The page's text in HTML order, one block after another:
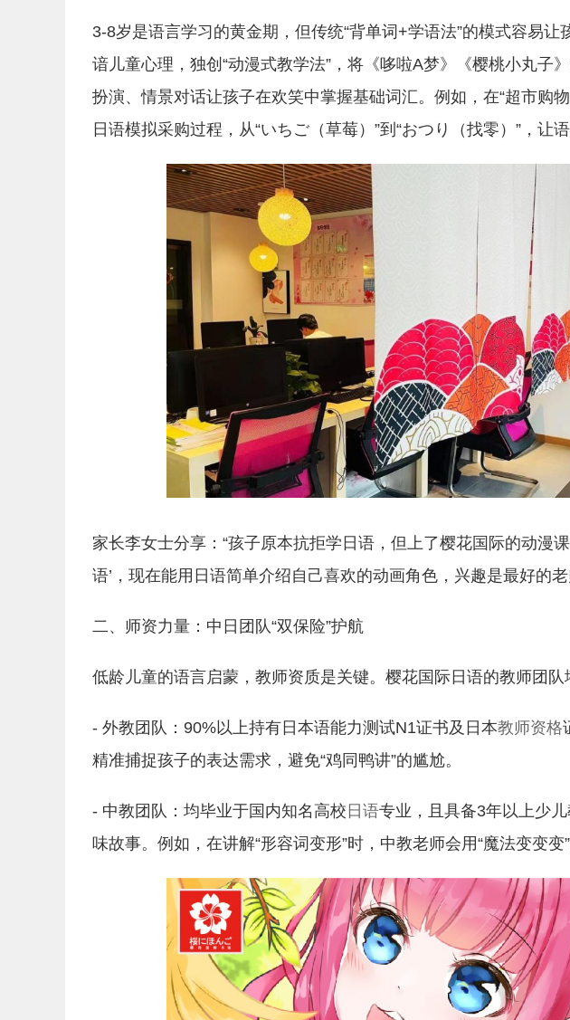
3-8岁是语言学习的黄金期，但传统“背单词+学语法”的模式容易
谙儿童心理，独创“动漫式教学法”，将《哆啦A梦》《樱桃小丸子
扮演、情景对话让孩子在欢笑中掌握基础词汇。例如，在“超市购
日语模拟采购过程，从“いちご（草莓）”到“おつり（找零）”，让
家长李女士分享：“孩子原本抗拒学日语，但上了樱花国际的动漫
语’，现在能用日语简单介绍自己喜欢的动画角色，兴趣是最好的老
二、师资力量：中日团队“双保险”护航
低龄儿童的语言启蒙，教师资质是关键。樱花国际日语的教师团队
- 外教团队：90%以上持有日本语能力测试N1证书及日本教师资格
精准捕捉孩子的表达需求，避免“鸡同鸭讲”的尴尬。
- 中教团队：均毕业于国内知名高校 日语专业，且具备3年以上少
味故事。例如，在讲解“形容词变形”时，中教老师会用“魔法变变变